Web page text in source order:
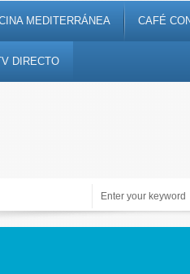
MEDITERRÁNEA CAFÉ
DIRECTO
Noticias, debates, fiestas, cultura, ocio